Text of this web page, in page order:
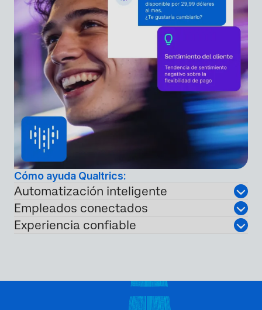
Cómo ayuda Qualtrics:
Automatización inteligente
Empleados conectados
Experiencia confiable